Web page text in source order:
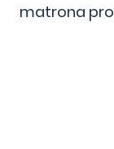
matrona